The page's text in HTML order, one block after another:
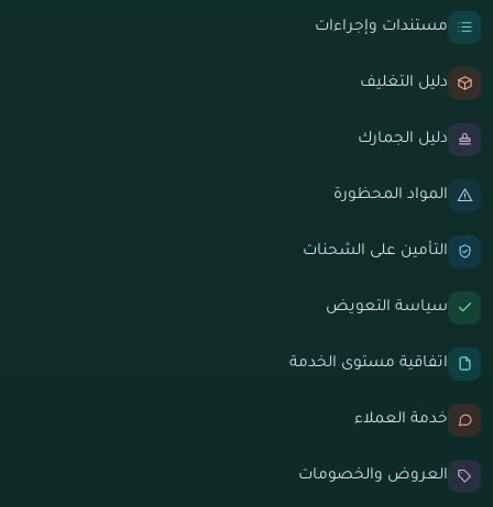
مستندات وإجراءات
دليل التغليف
دليل الجمارك
المواد المحظورة
التأمين على الشحنات
سياسة التعويض
اتفاقية مستوى الخدمة
خدمة العملاء
العروض والخصومات